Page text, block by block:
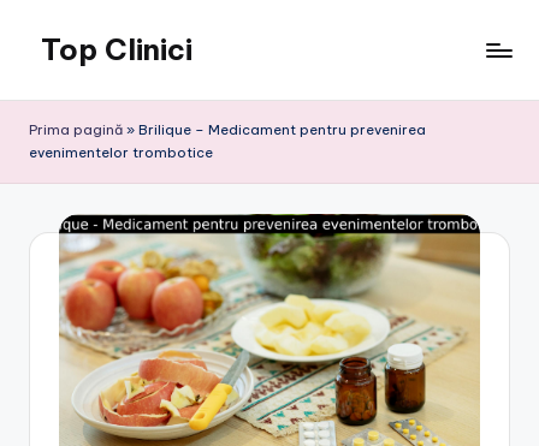
content
Top Clinici
Prima pagină » Brilique – Medicament pentru prevenirea
evenimentelor trombotice